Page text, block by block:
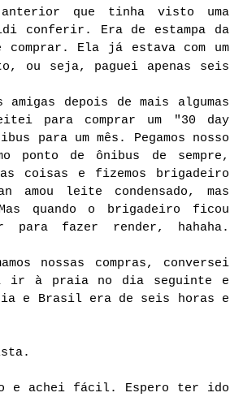
que tinha visto uma
conferir. Era de estampa da
comprar. Ela já estava com um
ou seja, paguei apenas seis
depois de mais algumas
para comprar um "30 day
para um mês. Pegamos nosso
ponto de ônibus de sempre,
coisas e fizemos brigadeiro
amou leite condensado, mas
quando o brigadeiro ficou
para fazer render, hahaha.
nossas compras, conversei
ir à praia no dia seguinte e
e Brasil era de seis horas e
e achei fácil. Espero ter ido